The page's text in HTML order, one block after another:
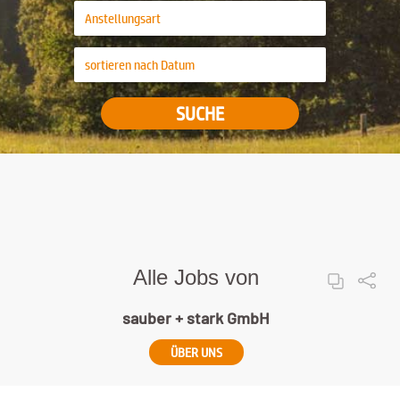
SUCHE
Alle Jobs von
sauber + stark GmbH
ÜBER UNS